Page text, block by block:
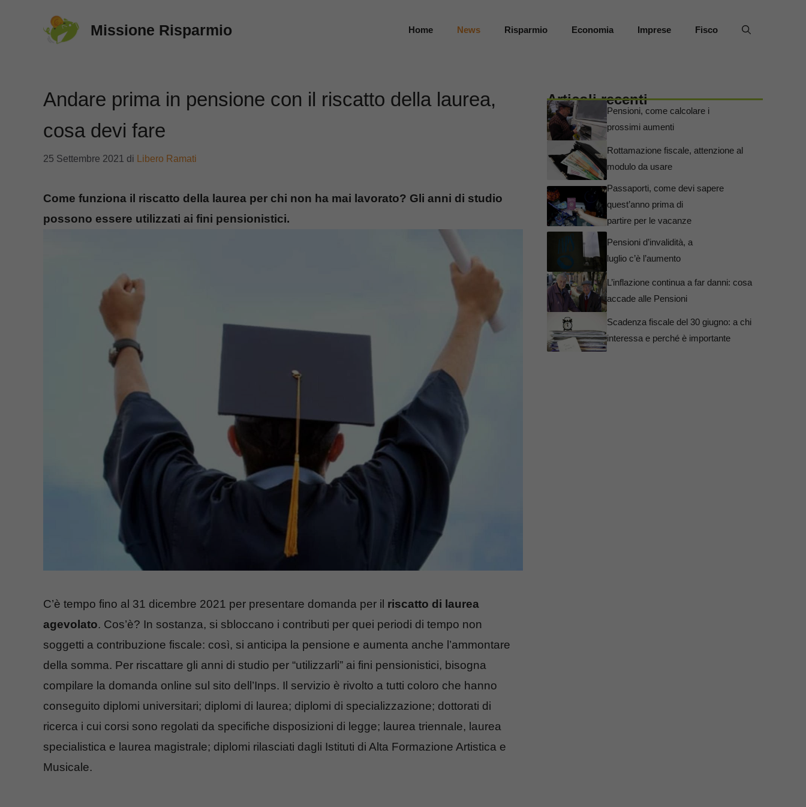
Missione Risparmio Home News Risparmio Economia Imprese Fisco
Andare prima in pensione con il riscatto della laurea,
cosa devi fare
25 Settembre 2021 di Libero Ramati
Come funziona il riscatto della laurea per chi non ha mai lavorato? Gli anni di studio
possono essere utilizzati ai fini pensionistici.
C’è tempo fino al 31 dicembre 2021 per presentare domanda per il riscatto di laurea
agevolato. Cos’è? In sostanza, si sbloccano i contributi per quei periodi di tempo non
soggetti a contribuzione fiscale: così, si anticipa la pensione e aumenta anche l’ammontare
della somma. Per riscattare gli anni di studio per “utilizzarli” ai fini pensionistici, bisogna
compilare la domanda online sul sito dell’Inps. Il servizio è rivolto a tutti coloro che hanno
conseguito diplomi universitari; diplomi di laurea; diplomi di specializzazione; dottorati di
ricerca i cui corsi sono regolati da specifiche disposizioni di legge; laurea triennale, laurea
specialistica e laurea magistrale; diplomi rilasciati dagli Istituti di Alta Formazione Artistica e
Musicale.
Articoli recenti
Pensioni, come calcolare i
prossimi aumenti
Rottamazione fiscale, attenzione al
modulo da usare
Passaporti, come devi sapere
quest’anno prima di
partire per le vacanze
Pensioni d’invalidità, a
luglio c’è l’aumento
L’inflazione continua a far danni: cosa
accade alle Pensioni
Scadenza fiscale del 30 giugno: a chi
interessa e perché è importante